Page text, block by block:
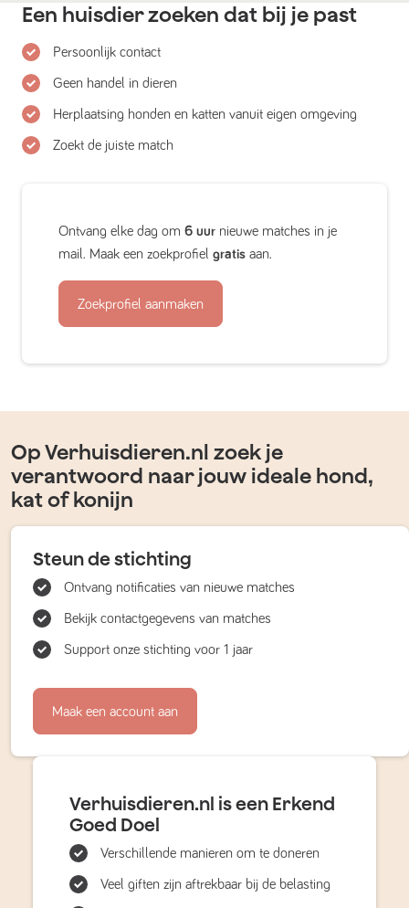
Een huisdier zoeken dat bij je past
Persoonlijk contact
Geen handel in dieren
Herplaatsing honden en katten vanuit eigen omgeving
Zoekt de juiste match
Ontvang elke dag om 6 uur nieuwe matches in je
mail. Maak een zoekprofiel gratis aan.
Zoekprofiel aanmaken
Op Verhuisdieren.nl zoek je
verantwoord naar jouw ideale hond,
kat of konijn
Steun de stichting
Ontvang notificaties van nieuwe matches
Bekijk contactgegevens van matches
Support onze stichting voor 1 jaar
Maak een account aan
Verhuisdieren.nl is een Erkend
Goed Doel
Verschillende manieren om te doneren
Veel giften zijn aftrekbaar bij de belasting